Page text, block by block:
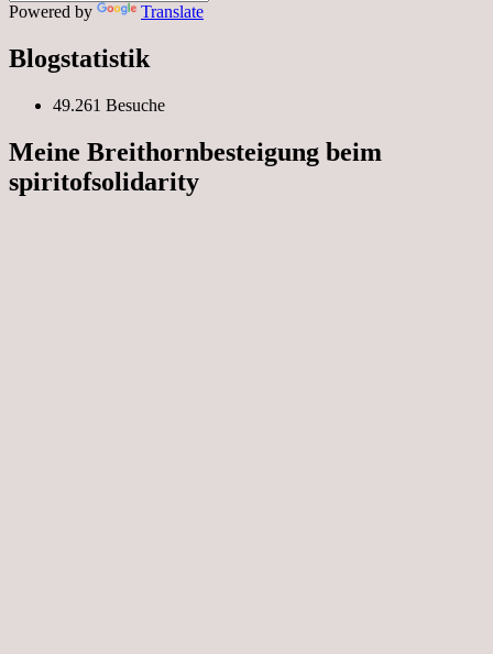
Powered by
Translate
Blogstatistik
49.261 Besuche
Meine Breithornbesteigung beim
spiritofsolidarity